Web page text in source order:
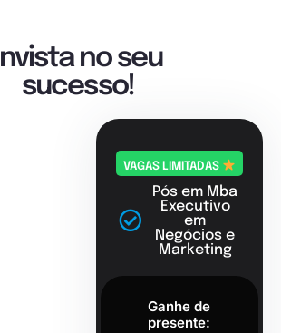
Invista no seu
sucesso!
VAGAS LIMITADAS
Pós em Mba
Executivo
em
Negócios e
Marketing
Ganhe de
presente: